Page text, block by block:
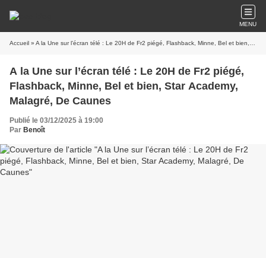
MENU
Accueil » A la Une sur l’écran télé : Le 20H de Fr2 piégé, Flashback, Minne, Bel et bien, Star Academy, Malagré, De Caunes
A la Une sur l’écran télé : Le 20H de Fr2 piégé,
Flashback, Minne, Bel et bien, Star Academy,
Malagré, De Caunes
Publié le 03/12/2025 à 19:00
Par Benoît